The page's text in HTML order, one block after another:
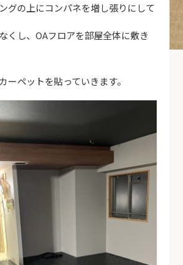
グの上にコンパネを増し張りにして
くし、OAフロアを部屋全体に敷き
ーペットを貼っていきます。